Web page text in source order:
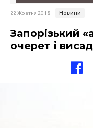
22 Жовтня 2018 Новини
Запорізький
очерет і